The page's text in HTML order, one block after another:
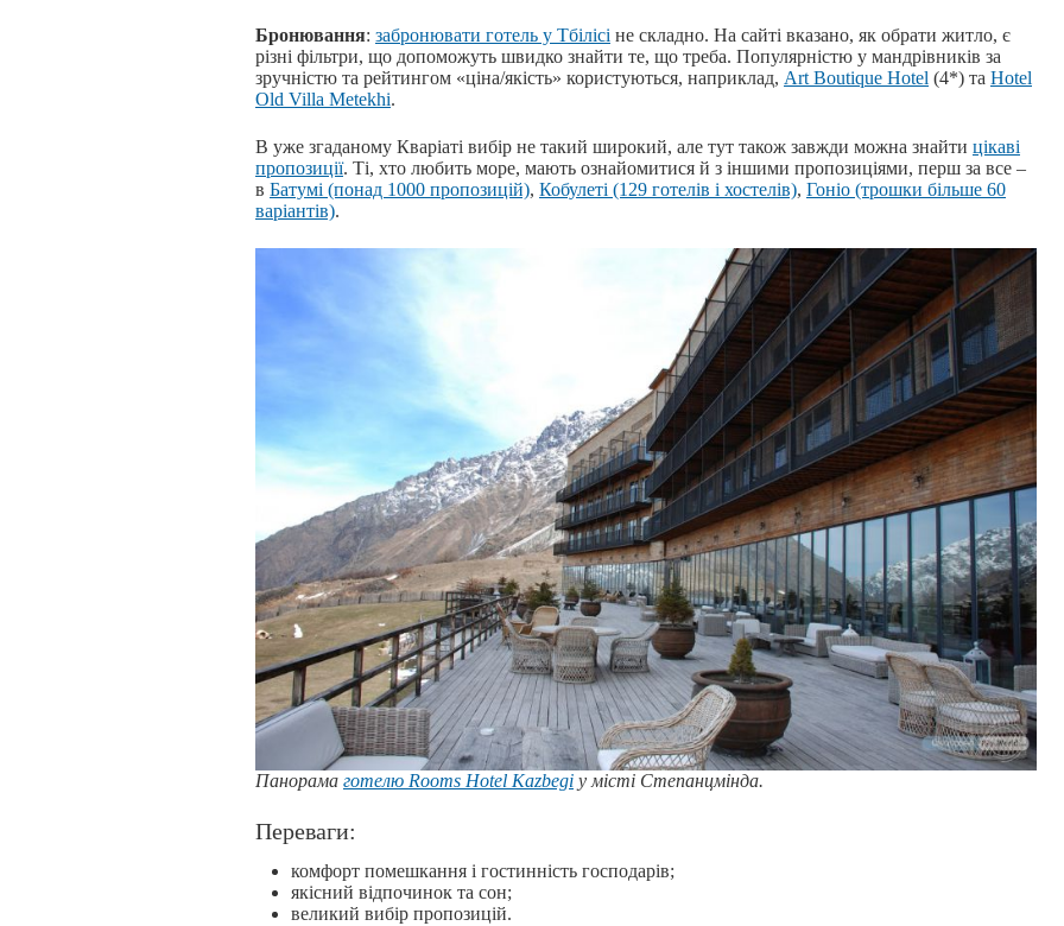
Бронювання: забронювати готель у Тбілісі не складно. На сайті вказано, як обрати житло, є
різні фільтри, що допоможуть швидко знайти те, що треба. Популярністю у мандрівників за
зручністю та рейтингом «ціна/якість» користуються, наприклад, Art Boutique Hotel (4*) та Hotel
Old Villa Metekhi.
В уже згаданому Кваріаті вибір не такий широкий, але тут також завжди можна знайти цікаві
пропозиції. Ті, хто любить море, мають ознайомитися й з іншими пропозиціями, перш за все –
в Батумі (понад 1000 пропозицій), Кобулеті (129 готелів і хостелів), Гоніо (трошки більше 60
варіантів).
Панорама готелю Rooms Hotel Kazbegi у місті Степанцмінда.
Переваги:
комфорт помешкання і гостинність господарів;
якісний відпочинок та сон;
великий вибір пропозицій.